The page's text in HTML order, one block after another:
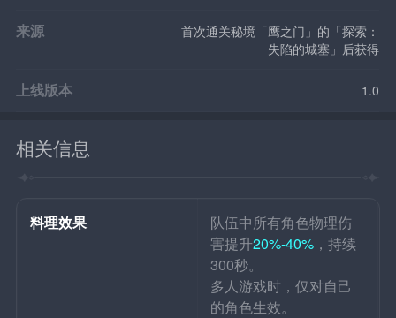
来源
首次通关秘境「鹰之门」的「探索：
失陷的城塞」后获得
上线版本 1.0
相关信息
料理效果
队伍中所有角色物理伤
害提升20%-40% ，持续
300秒。
多人游戏时，仅对自己
的角色生效。